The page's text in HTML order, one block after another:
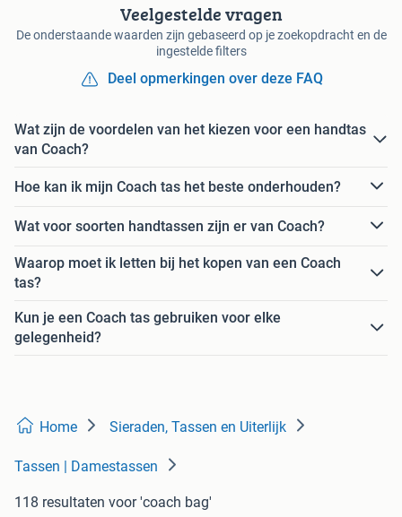
Veelgestelde vragen
De onderstaande waarden zijn gebaseerd op je zoekopdracht en de
ingestelde filters
Deel opmerkingen over deze FAQ
Wat zijn de voordelen van het kiezen voor een handtas
van Coach?
Hoe kan ik mijn Coach tas het beste onderhouden?
Wat voor soorten handtassen zijn er van Coach?
Waarop moet ik letten bij het kopen van een Coach
tas?
Kun je een Coach tas gebruiken voor elke
gelegenheid?
Home Sieraden, Tassen en Uiterlijk
Tassen | Damestassen
118 resultaten voor 'coach bag'